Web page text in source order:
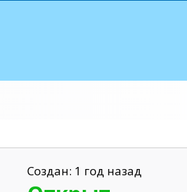
Создан: 1 год назад